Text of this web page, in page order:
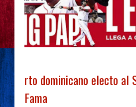
rto dominicano electo al
Fama